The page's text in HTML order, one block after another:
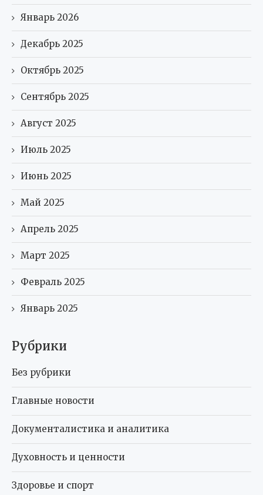
Январь 2026
Декабрь 2025
Октябрь 2025
Сентябрь 2025
Август 2025
Июль 2025
Июнь 2025
Май 2025
Апрель 2025
Март 2025
Февраль 2025
Январь 2025
Рубрики
Без рубрики
Главные новости
Документалистика и аналитика
Духовность и ценности
Здоровье и спорт